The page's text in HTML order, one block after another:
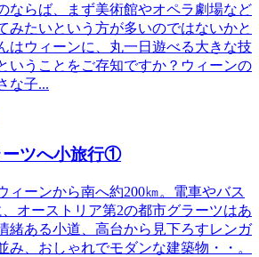
ならば、まず美術館やオペラ劇場など
みたいという方が多いのではないかと
はウィーンに、丸一日遊べる大きな技
いうことをご存知ですか？ウィーンの
な子...
ーツへ小旅行①
ィーンから南へ約200㎞。電車やバス
オーストリア第2の都市グラーツはあ
緒ある小道、高台から見下ろすレンガ
み、おしゃれでモダンな建築物・・。